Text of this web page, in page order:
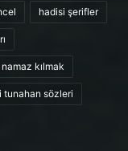
hadisi şerifler
namaz kılmak
tunahan sözleri